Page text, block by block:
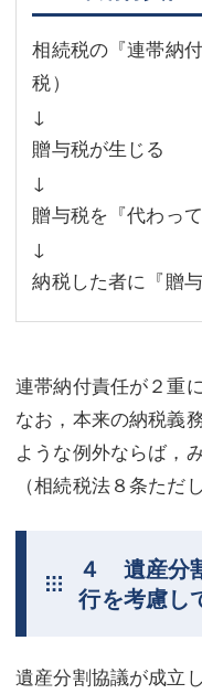
相続税の『連帯納
税）
↓
贈与税が生じる
↓
贈与税を『代わって
↓
納税した者に『贈
連帯納付責任が２重
なお，本来の納税義
ような例外ならば，
（相続税法８条ただ
４ 遺産分
行を考慮し
遺産分割協議が成立